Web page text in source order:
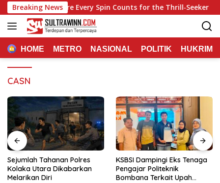
Langsung
ke
konten
Breaking News
Casino: Where Every Spin Counts for the Thrill‑Seeker
HOME METRO NASIONAL POLITIK HUKRIM
CASN
Sejumlah Tahanan Polres
Kolaka Utara Dikabarkan
Melarikan Diri
KSBSI Dampingi Eks Tenaga
Pengajar Politeknik
Bombana Terkait Upah